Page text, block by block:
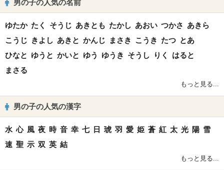
男の子の人気の名前
ゆたか たく そうじ あきとも たかし あおい つかさ あきら
こうじ きよし あきと かんじ まさき こうき たつ とあ
ひなと ゆうと かいと ゆう ゆうき そうし りく
はると
まさる
もっと見る...
男の子の人気の漢字
水 心 風 夜 時 音 幸 七 日 琥 羽 愛 姫 蒼 紅 太 光 陽 雪
速 聖 示 双 英 結
もっと見る...